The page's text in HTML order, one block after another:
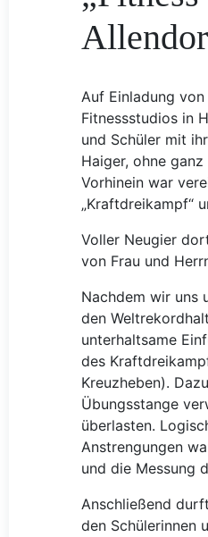
Auf Einladung
Fitnessstudios in
und Schüler mit
Haiger, ohne
Vorhinein war
„Kraftdreikampf“
Voller Neugier
von Frau und
Nachdem wir uns
den
unterhaltsame
des
Kreuzheben).
Übungsstange
überlasten.
Anstrengungen
und die Messung
Anschließend
den Schülerinnen